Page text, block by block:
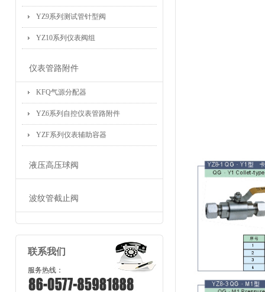
YZ9系列测试管针型阀
YZ10系列仪表阀组
仪表管路附件
KFQ气源分配器
YZ6系列自控仪表管路附件
YZF系列仪表辅助容器
液压高压球阀
波纹管截止阀
联系我们
服务热线：